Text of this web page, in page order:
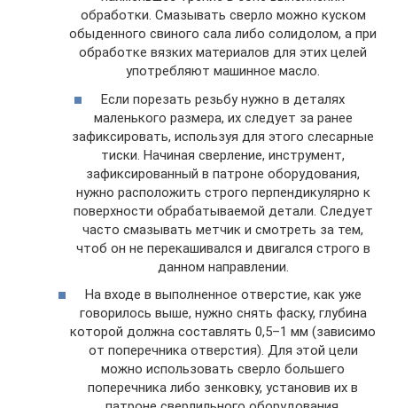
обработки. Смазывать сверло можно куском
обыденного свиного сала либо солидолом, а при
обработке вязких материалов для этих целей
употребляют машинное масло.
Если порезать резьбу нужно в деталях
маленького размера, их следует за ранее
зафиксировать, используя для этого слесарные
тиски. Начиная сверление, инструмент,
зафиксированный в патроне оборудования,
нужно расположить строго перпендикулярно к
поверхности обрабатываемой детали. Следует
часто смазывать метчик и смотреть за тем,
чтоб он не перекашивался и двигался строго в
данном направлении.
На входе в выполненное отверстие, как уже
говорилось выше, нужно снять фаску, глубина
которой должна составлять 0,5–1 мм (зависимо
от поперечника отверстия). Для этой цели
можно использовать сверло большего
поперечника либо зенковку, установив их в